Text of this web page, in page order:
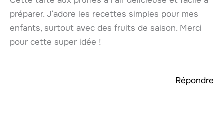
préparer. J’adore les recettes simples pour mes
enfants, surtout avec des fruits de saison. Merci
pour cette super idée !
Répondre